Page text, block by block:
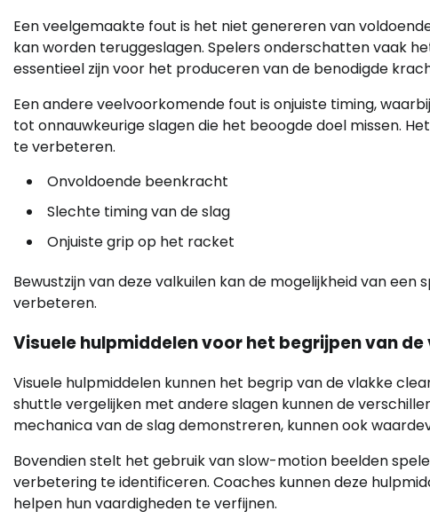
Een veelgemaakte fout is het niet genereren van
kan worden teruggeslagen. Spelers onderschatten vaak
essentieel zijn voor het produceren van de benodigde
Een andere veelvoorkomende fout is onjuiste timing,
tot onnauwkeurige slagen die het beoogde doel missen.
te verbeteren.
Onvoldoende beenkracht
Slechte timing van de slag
Onjuiste grip op het racket
Bewustzijn van deze valkuilen kan de mogelijkheid van
verbeteren.
Visuele hulpmiddelen voor het begrijpen van
Visuele hulpmiddelen kunnen het begrip van de vlakke
shuttle vergelijken met andere slagen kunnen de
mechanica van de slag demonstreren, kunnen ook
Bovendien stelt het gebruik van slow-motion beelden
verbetering te identificeren. Coaches kunnen deze
helpen hun vaardigheden te verfijnen.